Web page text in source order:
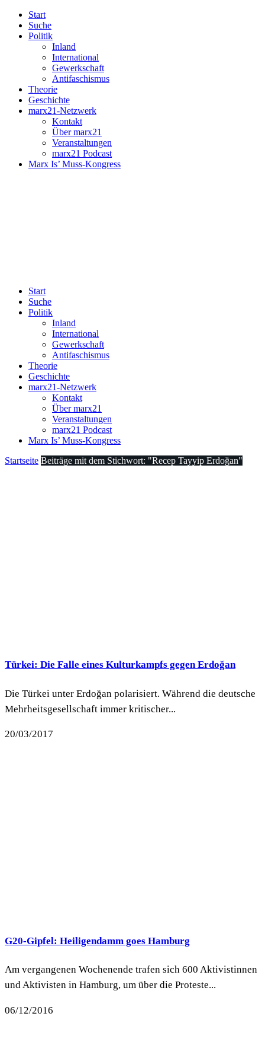
Start
Suche
Politik
Inland
International
Gewerkschaft
Antifaschismus
Theorie
Geschichte
marx21-Netzwerk
Kontakt
Über marx21
Veranstaltungen
marx21 Podcast
Marx Is’ Muss-Kongress
Start
Suche
Politik
Inland
International
Gewerkschaft
Antifaschismus
Theorie
Geschichte
marx21-Netzwerk
Kontakt
Über marx21
Veranstaltungen
marx21 Podcast
Marx Is’ Muss-Kongress
Startseite Beiträge mit dem Stichwort: "Recep Tayyip Erdoğan"
Türkei: Die Falle eines Kulturkampfs gegen Erdoğan
Die Türkei unter Erdoğan polarisiert. Während die deutsche
Mehrheitsgesellschaft immer kritischer...
20/03/2017
G20-Gipfel: Heiligendamm goes Hamburg
Am vergangenen Wochenende trafen sich 600 Aktivistinnen
und Aktivisten in Hamburg, um über die Proteste...
06/12/2016